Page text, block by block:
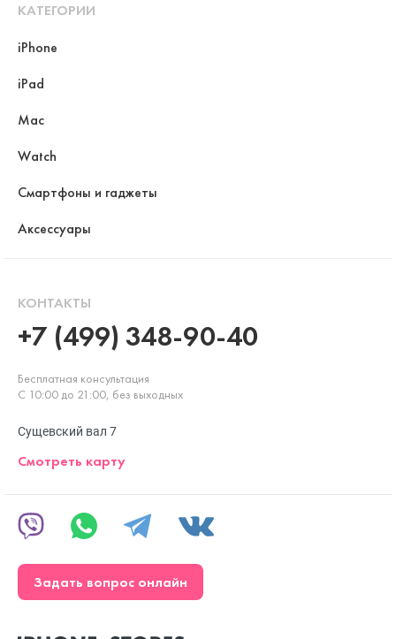
КАТЕГОРИИ
iPhone
iPad
Mac
Watch
Смартфоны и гаджеты
Аксессуары
КОНТАКТЫ
+7 (499) 348-90-40
Бесплатная консультация
С 10:00 до 21:00, без выходных
Сущевский вал 7
Смотреть карту
Задать вопрос онлайн